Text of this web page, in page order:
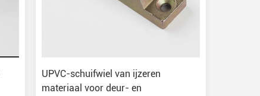
UPVC-schuifwiel van ijzeren
materiaal voor deur- en